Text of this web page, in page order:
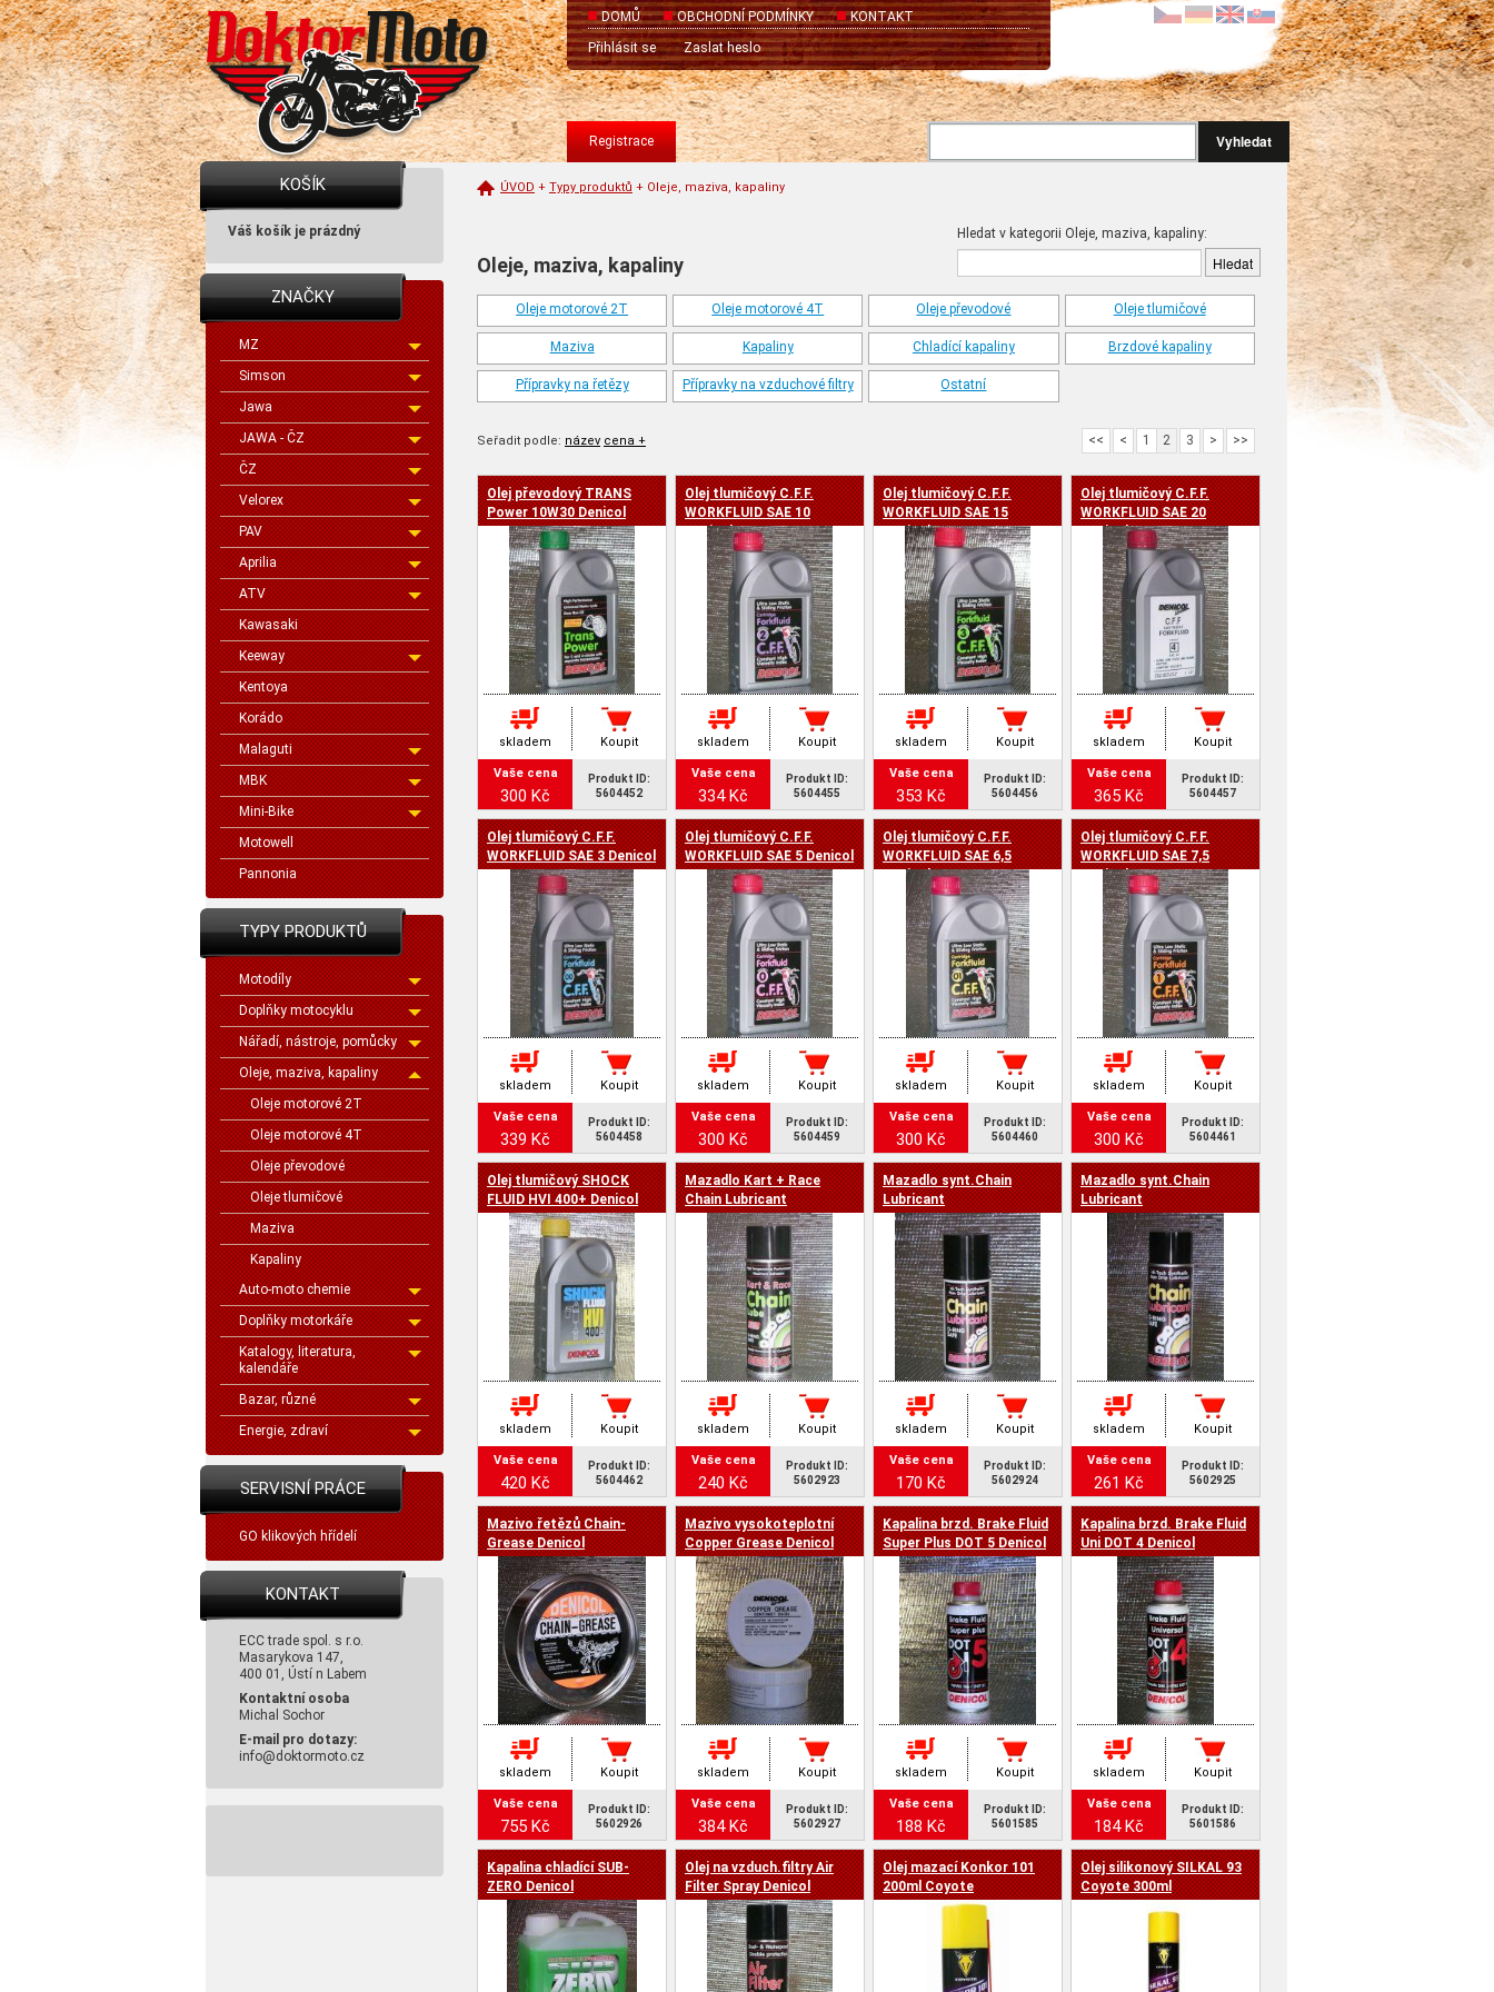
DOMŮ OBCHODNÍ PODMÍNKY
KONTAKT
Přihlásit se
Zaslat heslo
Vyhledat
Registrace
KOŠÍK
Váš košík je prázdný
ZNAČKY
MZ
Simson
Jawa
JAWA - ČZ
ČZ
Velorex
PAV
Aprilia
ATV
Kawasaki
Keeway
Kentoya
Korádo
Malaguti
MBK
Mini-Bike
Motowell
Pannonia
TYPY PRODUKTŮ
Motodíly
Doplňky motocyklu
Nářadí, nástroje, pomůcky
Oleje, maziva, kapaliny
Oleje motorové 2T
Oleje motorové 4T
Oleje převodové
Oleje tlumičové
Maziva
Kapaliny
Auto-moto chemie
Doplňky motorkáře
Katalogy, literatura,
kalendáře
Bazar, různé
Energie, zdraví
SERVISNÍ PRÁCE
GO klikových hřídelí
KONTAKT
ECC trade spol. s r.o.
Masarykova 147,
400 01, Ústí n Labem
Kontaktní osoba
Michal Sochor
E-mail pro dotazy:
info@doktormoto.cz
ÚVOD + Typy produktů + Oleje, maziva, kapaliny
Hledat v kategorii Oleje, maziva, kapaliny:
Oleje, maziva, kapaliny
Oleje motorové 2T Oleje motorové 4T Oleje převodové Oleje tlumičové
Maziva Kapaliny Chladící kapaliny Brzdové kapaliny
Přípravky na řetězy Přípravky na vzduchové filtry Ostatní
Seřadit podle: název cena +
cena -
<< < 1 2 3 > >>
Olej převodový TRANS
Power 10W30 Denicol
skladem Koupit
Vaše cena
300 Kč
Produkt ID:
5604452
Olej tlumičový C.F.F.
WORKFLUID SAE 10
Denicol
skladem Koupit
Vaše cena
334 Kč
Produkt ID:
5604455
Olej tlumičový C.F.F.
WORKFLUID SAE 15
Denicol
skladem Koupit
Vaše cena
353 Kč
Produkt ID:
5604456
Olej tlumičový C.F.F.
WORKFLUID SAE 20
Denicol
skladem Koupit
Vaše cena
365 Kč
Produkt ID:
5604457
Olej tlumičový C.F.F.
WORKFLUID SAE 3 Denicol
skladem Koupit
Vaše cena
339 Kč
Produkt ID:
5604458
Olej tlumičový C.F.F.
WORKFLUID SAE 5 Denicol
skladem Koupit
Vaše cena
300 Kč
Produkt ID:
5604459
Olej tlumičový C.F.F.
WORKFLUID SAE 6,5
Denicol
skladem Koupit
Vaše cena
300 Kč
Produkt ID:
5604460
Olej tlumičový C.F.F.
WORKFLUID SAE 7,5
Denicol
skladem Koupit
Vaše cena
300 Kč
Produkt ID:
5604461
Olej tlumičový SHOCK
FLUID HVI 400+ Denicol
skladem Koupit
Vaše cena
420 Kč
Produkt ID:
5604462
Mazadlo Kart + Race
Chain Lubricant
skladem Koupit
Vaše cena
240 Kč
Produkt ID:
5602923
Mazadlo synt.Chain
Lubricant
skladem Koupit
Vaše cena
170 Kč
Produkt ID:
5602924
Mazadlo synt.Chain
Lubricant
skladem Koupit
Vaše cena
261 Kč
Produkt ID:
5602925
Mazivo řetězů Chain-
Grease Denicol
skladem Koupit
Vaše cena
755 Kč
Produkt ID:
5602926
Mazivo vysokoteplotní
Copper Grease Denicol
skladem Koupit
Vaše cena
384 Kč
Produkt ID:
5602927
Kapalina brzd. Brake Fluid
Super Plus DOT 5 Denicol
skladem Koupit
Vaše cena
188 Kč
Produkt ID:
5601585
Kapalina brzd. Brake Fluid
Uni DOT 4 Denicol
skladem Koupit
Vaše cena
184 Kč
Produkt ID:
5601586
Kapalina chladící SUB-
ZERO Denicol
Olej na vzduch.filtry Air
Filter Spray Denicol
Olej mazací Konkor 101
200ml Coyote
Olej silikonový SILKAL 93
Coyote 300ml